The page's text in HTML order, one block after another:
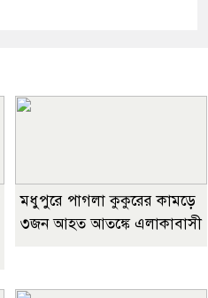
মধুপুরে পাগলা কুকুরের কামড়ে
৩জন আহত আতঙ্কে এলাকাবাসী